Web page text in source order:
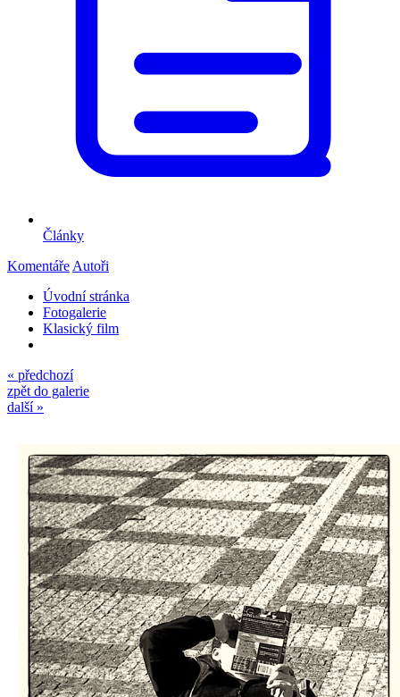
Články
Komentáře Autoři
Úvodní stránka
Fotogalerie
Klasický film
« předchozí
zpět do galerie
další »